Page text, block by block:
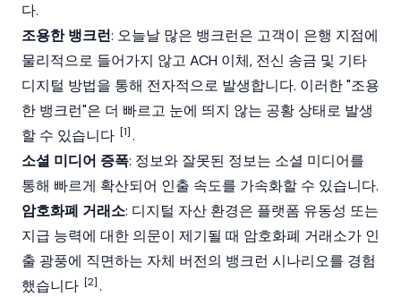
다.
조용한 뱅크런: 오늘날 많은 뱅크런은 고객이 은행 지점에
물리적으로 들어가지 않고 ACH 이체, 전신 송금 및 기타
디지털 방법을 통해 전자적으로 발생합니다. 이러한 "조용
한 뱅크런"은 더 빠르고 눈에 띄지 않는 공황 상태로 발생
할 수 있습니다 [1].
소셜 미디어 증폭: 정보와 잘못된 정보는 소셜 미디어를
통해 빠르게 확산되어 인출 속도를 가속화할 수 있습니다.
암호화폐 거래소: 디지털 자산 환경은 플랫폼 유동성 또는
지급 능력에 대한 의문이 제기될 때 암호화폐 거래소가 인
출 광풍에 직면하는 자체 버전의 뱅크런 시나리오를 경험
했습니다 [2].